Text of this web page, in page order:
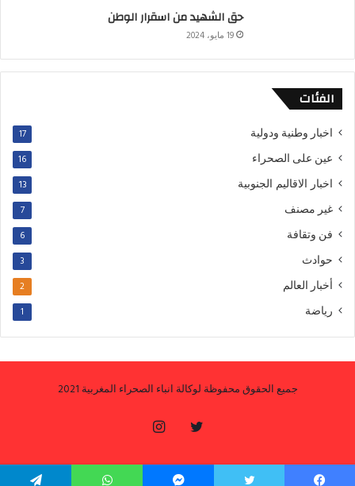
حق الشهيد من اسقرار الوطن
19 مايو، 2024
الفئات
اخبار وطنية ودولية 17
عين على الصحراء 16
اخبار الاقاليم الجنوبية 13
غير مصنف 7
فن وتقافة 6
حوادث 3
أخبار العالم 2
رياضة 1
جميع الحقوق محفوظة لوكالة انباء الصحراء المغربية 2021
تويتر انستقرام